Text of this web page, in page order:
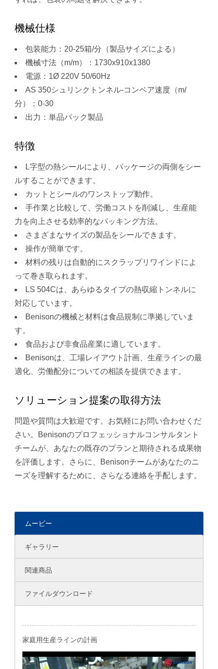
機械仕様
包装能力：20-25箱/分（製品サイズによる）
機械寸法（m/m）：1730x910x1380
電源：1Ø 220V 50/60Hz
AS 350シュリンクトンネル-コンベア速度（m/
分）：0-30
出力：単品パック製品
特徴
L字型の熱シールにより、パッケージの両側をシー
ルすることができます。
カットとシールのワンストップ動作。
手作業と比較して、労働コストを削減し、生産能
力を向上させる効率的なパッキング方法。
さまざまなサイズの製品をシールできます。
操作が簡単です。
材料の残りは自動的にスクラップリワインドによ
って巻き取られます。
LS 504Cは、あらゆるタイプの熱収縮トンネルに
対応しています。
Benisonの機械と材料は食品規制に準拠していま
す。
食品および非食品産業に適しています。
Benisonは、工場レイアウト計画、生産ラインの最
適化、労働配分についての相談を提供できます。
ソリューション提案の取得方法
問題や質問は大歓迎です。お気軽にお問い合わせくだ
さい。Benisonのプロフェッショナルコンサルタント
チームが、あなたの既存のプランと期待される成果物
を評価します。さらに、Benisonチームがあなたのニ
ーズを理解するために、さらなる連絡を手配します。
ムービー
ギャラリー
関連商品
ファイルダウンロード
家庭用生産ラインの計画